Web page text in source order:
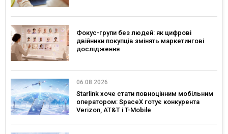
Фокус-групи без людей: як цифрові
двійники покупців змінять маркетингові
дослідження
06.08.2026
Starlink хоче стати повноцінним мобільним
оператором: SpaceX готує конкурента
Verizon, AT&T і T-Mobile